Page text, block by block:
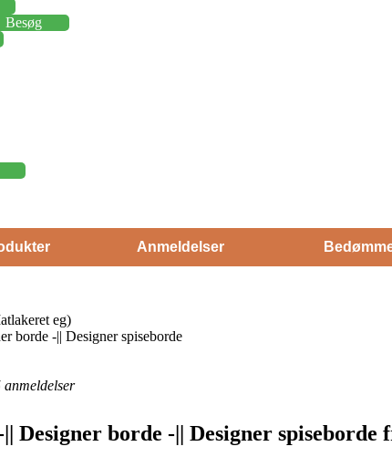
Besøg
Anmeldelser
eg)
borde -|| Designer spiseborde
anmeldelser
Designer borde -|| Designer spiseborde